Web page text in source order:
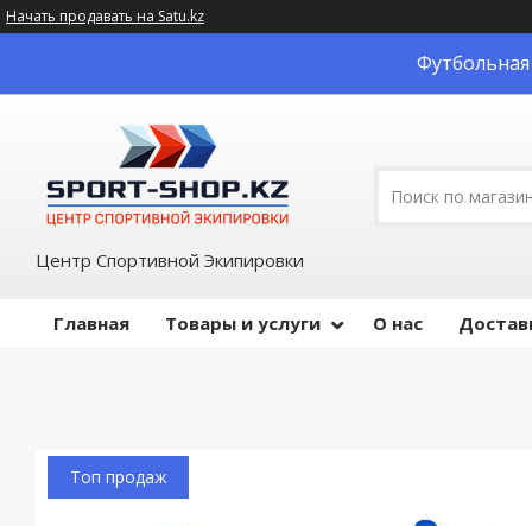
Начать продавать на Satu.kz
Футбольная
Центр Спортивной Экипировки
Главная Товары и услуги О нас
Топ продаж